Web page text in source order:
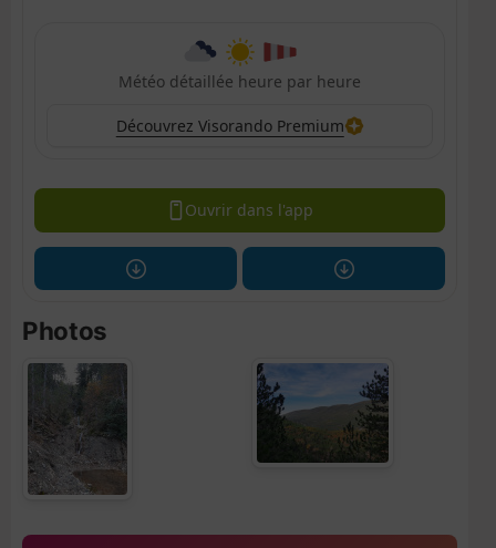
Météo détaillée heure par heure
Découvrez Visorando Premium
Ouvrir dans l'app
Photos